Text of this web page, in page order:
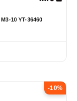
10 YT-36460
-10%